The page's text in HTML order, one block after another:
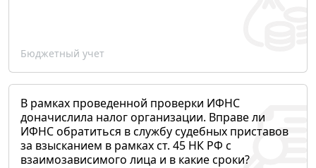
Бюджетный учет
В рамках проведенной проверки ИФНС
доначислила налог организации. Вправе ли
ИФНС обратиться в службу судебных приставов
за взысканием в рамках ст. 45 НК РФ с
взаимозависимого лица и в какие сроки?